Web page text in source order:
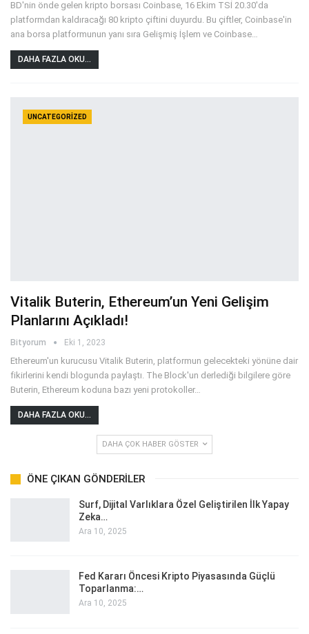
BD'nin önde gelen kripto borsası Coinbase, 16 Ekim TSİ 20.30'da
platformdan kaldıracağı 80 kripto çiftini duyurdu. Bu çiftler, Coinbase'in
ana borsa platformunun yanı sıra Gelişmiş İşlem ve Coinbase
DAHA FAZLA OKU...
UNCATEGORIZED
Vitalik Buterin, Ethereum’un Yeni Gelişim
Planlarını Açıkladı!
Bityorum Eki 1, 2023
Ethereum'un kurucusu Vitalik Buterin, platformun gelecekteki yönüne dair
fikirlerini kendi blogunda paylaştı. The Block'un derlediği bilgilere göre
Buterin, Ethereum koduna bazı yeni protokoller…
DAHA FAZLA OKU...
DAHA ÇOK HABER GÖSTER
ÖNE ÇIKAN GÖNDERILER
Surf, Dijital Varlıklara Özel Geliştirilen İlk Yapay
Zeka…
Ara 10, 2025
Fed Kararı Öncesi Kripto Piyasasında Güçlü
Toparlanma:…
Ara 10, 2025